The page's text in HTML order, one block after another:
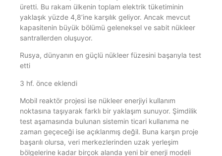
üretti. Bu rakam ülkenin toplam elektrik tüketiminin
yaklaşık yüzde 4,8’ine karşılık geliyor. Ancak mevcut
kapasitenin büyük bölümü geleneksel ve sabit nükleer
santrallerden oluşuyor.
Rusya, dünyanın en güçlü nükleer füzesini başarıyla test
etti
3 hf. önce eklendi
Mobil reaktör projesi ise nükleer enerjiyi kullanım
noktasına taşıyarak farklı bir yaklaşım sunuyor. Şimdilik
test aşamasında bulunan sistemin ticari kullanıma ne
zaman geçeceği ise açıklanmış değil. Buna karşın proje
başarılı olursa, veri merkezlerinden uzak yerleşim
bölgelerine kadar birçok alanda yeni bir enerji modeli